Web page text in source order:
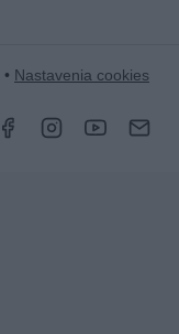
• Nastavenia cookies